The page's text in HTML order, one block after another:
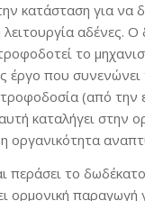
κατάσταση για να
λειτουργία αδένες.
το
έργο που
(από την
καταλήγει στην
οργανικότητα
περάσει το
ορμονική παραγωγή